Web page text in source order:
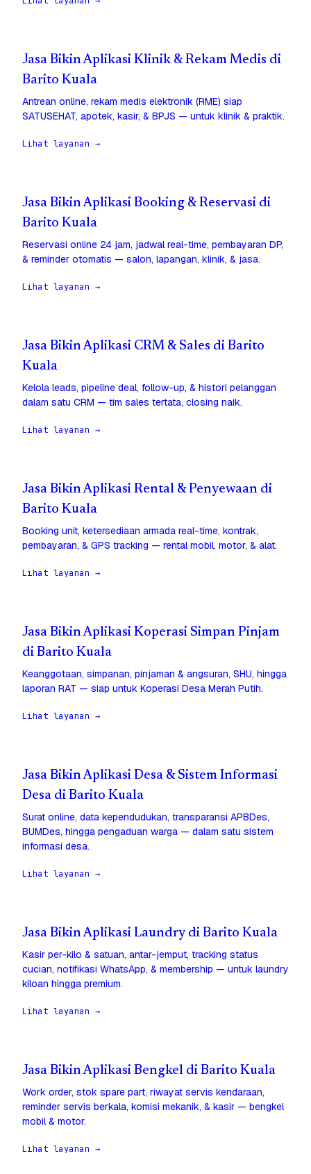
Jasa Bikin Aplikasi Klinik & Rekam Medis di
Barito Kuala
Antrean online, rekam medis elektronik (RME) siap
SATUSEHAT, apotek, kasir, & BPJS — untuk klinik & praktik.
Lihat layanan →
Jasa Bikin Aplikasi Booking & Reservasi di
Barito Kuala
Reservasi online 24 jam, jadwal real-time, pembayaran DP,
& reminder otomatis — salon, lapangan, klinik, & jasa.
Lihat layanan →
Jasa Bikin Aplikasi CRM & Sales di Barito
Kuala
Kelola leads, pipeline deal, follow-up, & histori pelanggan
dalam satu CRM — tim sales tertata, closing naik.
Lihat layanan →
Jasa Bikin Aplikasi Rental & Penyewaan di
Barito Kuala
Booking unit, ketersediaan armada real-time, kontrak,
pembayaran, & GPS tracking — rental mobil, motor, & alat.
Lihat layanan →
Jasa Bikin Aplikasi Koperasi Simpan Pinjam
di Barito Kuala
Keanggotaan, simpanan, pinjaman & angsuran, SHU, hingga
laporan RAT — siap untuk Koperasi Desa Merah Putih.
Lihat layanan →
Jasa Bikin Aplikasi Desa & Sistem Informasi
Desa di Barito Kuala
Surat online, data kependudukan, transparansi APBDes,
BUMDes, hingga pengaduan warga — dalam satu sistem
informasi desa.
Lihat layanan →
Jasa Bikin Aplikasi Laundry di Barito Kuala
Kasir per-kilo & satuan, antar-jemput, tracking status
cucian, notifikasi WhatsApp, & membership — untuk laundry
kiloan hingga premium.
Lihat layanan →
Jasa Bikin Aplikasi Bengkel di Barito Kuala
Work order, stok spare part, riwayat servis kendaraan,
reminder servis berkala, komisi mekanik, & kasir — bengkel
mobil & motor.
Lihat layanan →